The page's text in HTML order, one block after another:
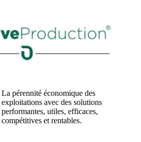
La pérennité économique des
exploitations avec des solutions
performantes, utiles, efficaces,
compétitives et rentables.